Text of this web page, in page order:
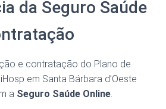
da Seguro Saúde
e contratação do Plano de
em Santa Bárbara d’Oeste
a Seguro Saúde Online.